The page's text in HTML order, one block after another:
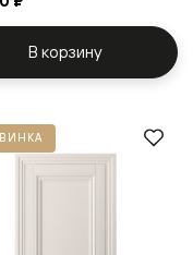
В корзину